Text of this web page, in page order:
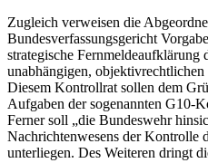
Zugleich verweisen die
Bundesverfassungsgericht
strategische
unabhängigen,
Diesem Kontrollrat sollen dem
Aufgaben der sogenannten G10-
Ferner soll „die Bundeswehr
Nachrichtenwesens der Kontrolle
unterliegen. Des Weiteren dringt